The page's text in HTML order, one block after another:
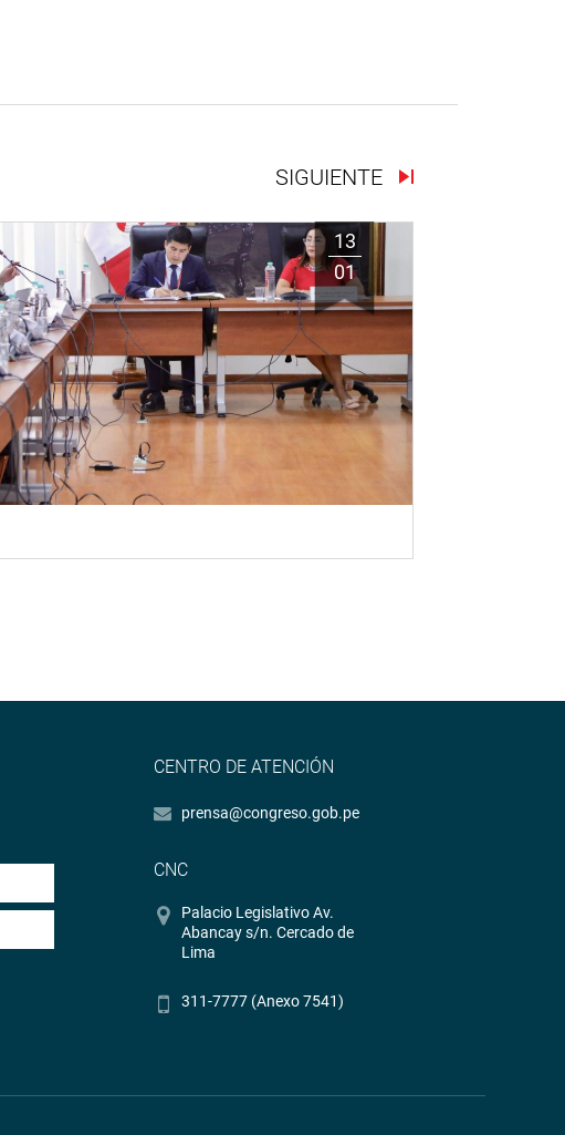
SIGUIENTE
13
01
CENTRO DE ATENCIÓN
prensa@congreso.gob.pe
CNC
Palacio Legislativo Av.
Abancay s/n. Cercado de
Lima
311-7777 (Anexo 7541)